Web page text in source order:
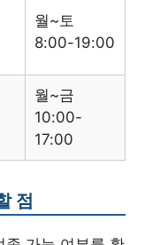
월~토
8:00-19:00
월~금
10:00-
17:00
점